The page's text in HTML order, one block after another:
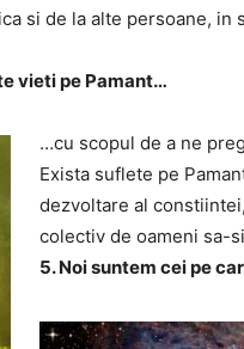
si de la alte persoane, in
vieti pe Pamant…
…cu scopul de a ne
Exista suflete pe
dezvoltare al
colectiv de oameni sa-
5. Noi suntem cei pe